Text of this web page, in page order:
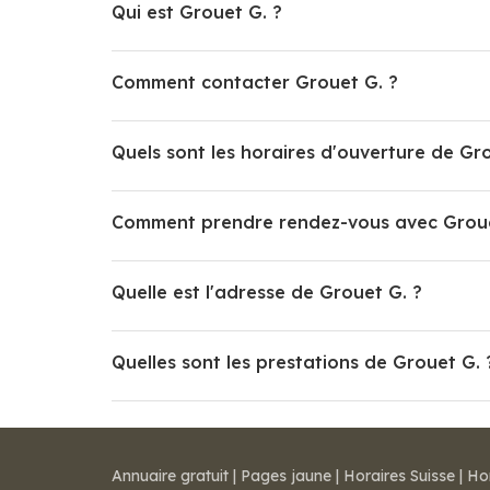
Qui est Grouet G. ?
Comment contacter Grouet G. ?
Quels sont les horaires d'ouverture de
Comment prendre rendez-vous avec
Quelle est l'adresse de Grouet G. ?
Quelles sont les prestations de Grouet G.
Annuaire gratuit | Pages jaune | Horaires Suisse |